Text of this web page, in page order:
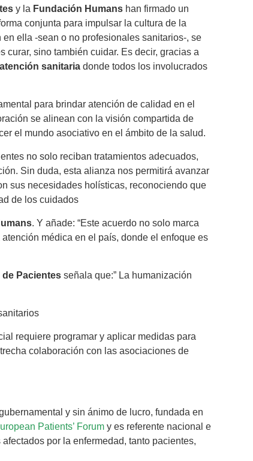
y la Fundación Humans han firmado un
conjunta para impulsar la cultura de la
ella -sean o no profesionales sanitarios-, se
sino también cuidar. Es decir, gracias a
sanitaria donde todos los involucrados
para brindar atención de calidad en el
se alinean con la visión compartida de
el mundo asociativo en el ámbito de la salud.
no solo reciban tratamientos adecuados,
Sin duda, esta alianza nos permitirá avanzar
sus necesidades holísticas, reconociendo que
de los cuidados
. Y añade: “Este acuerdo no solo marca
médica en el país, donde el enfoque es
Pacientes señala que:” La humanización
requiere programar y aplicar medidas para
colaboración con las asociaciones de
y sin ánimo de lucro, fundada en
Patients’ Forum y es referente nacional e
por la enfermedad, tanto pacientes,